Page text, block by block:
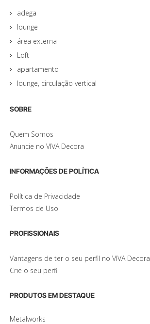
adega
lounge
área externa
Loft
apartamento
lounge, circulação vertical
SOBRE
Quem Somos
Anuncie no VIVA Decora
INFORMAÇÕES DE POLÍTICA
Política de Privacidade
Termos de Uso
PROFISSIONAIS
Vantagens de ter o seu perfil no VIVA Decora
Crie o seu perfil
PRODUTOS EM DESTAQUE
Metalworks